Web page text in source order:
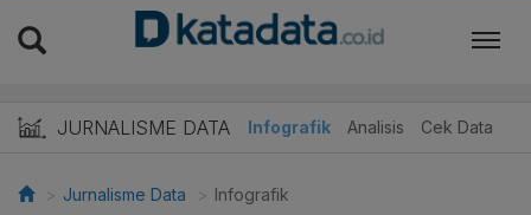
JURNALISME DATA Infografik Analisis Cek Data
Jurnalisme Data Infografik